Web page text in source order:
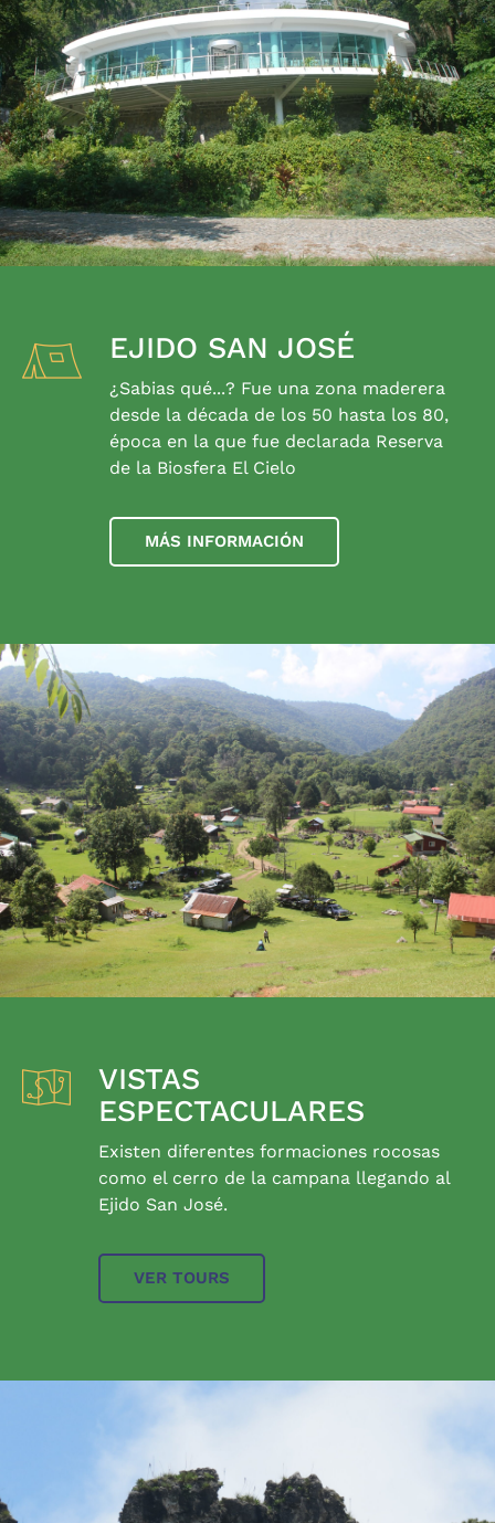
EJIDO SAN JOSÉ
¿Sabias qué...? Fue una zona maderera
desde la década de los 50 hasta los 80,
época en la que fue declarada Reserva
de la Biosfera El Cielo
MÁS INFORMACIÓN
VISTAS
ESPECTACULARES
Existen diferentes formaciones rocosas
como el cerro de la campana llegando al
Ejido San José.
VER TOURS